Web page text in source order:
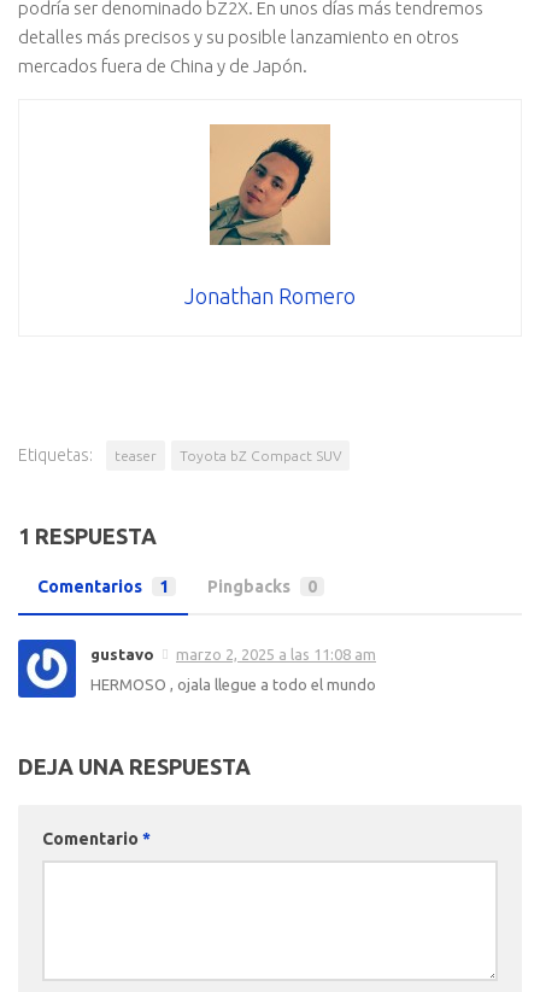
podría ser denominado bZ2X. En unos días más tendremos
detalles más precisos y su posible lanzamiento en otros
mercados fuera de China y de Japón.
Jonathan Romero
Etiquetas: teaser Toyota bZ Compact SUV
1 RESPUESTA
Comentarios 1 Pingbacks 0
gustavo
marzo 2, 2025 a las 11:08 am
HERMOSO , ojala llegue a todo el mundo
DEJA UNA RESPUESTA
Comentario *